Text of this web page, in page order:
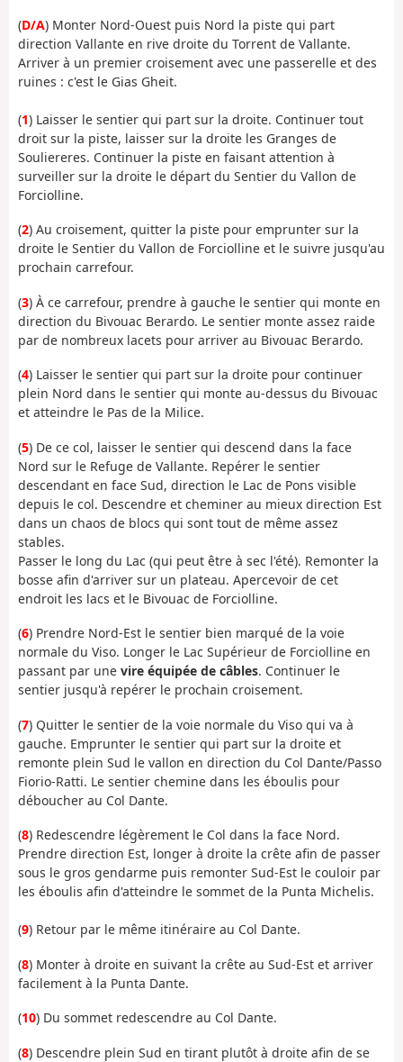
(D/A) Monter Nord-Ouest puis Nord la piste qui part
direction Vallante en rive droite du Torrent de Vallante.
Arriver à un premier croisement avec une passerelle et des
ruines : c'est le Gias Gheit.
(1) Laisser le sentier qui part sur la droite. Continuer tout
droit sur la piste, laisser sur la droite les Granges de
Souliereres. Continuer la piste en faisant attention à
surveiller sur la droite le départ du Sentier du Vallon de
Forciolline.
(2) Au croisement, quitter la piste pour emprunter sur la
droite le Sentier du Vallon de Forciolline et le suivre jusqu'au
prochain carrefour.
(3) À ce carrefour, prendre à gauche le sentier qui monte en
direction du Bivouac Berardo. Le sentier monte assez raide
par de nombreux lacets pour arriver au Bivouac Berardo.
(4) Laisser le sentier qui part sur la droite pour continuer
plein Nord dans le sentier qui monte au-dessus du Bivouac
et atteindre le Pas de la Milice.
(5) De ce col, laisser le sentier qui descend dans la face
Nord sur le Refuge de Vallante. Repérer le sentier
descendant en face Sud, direction le Lac de Pons visible
depuis le col. Descendre et cheminer au mieux direction Est
dans un chaos de blocs qui sont tout de même assez
stables.
Passer le long du Lac (qui peut être à sec l'été). Remonter la
bosse afin d'arriver sur un plateau. Apercevoir de cet
endroit les lacs et le Bivouac de Forciolline.
(6) Prendre Nord-Est le sentier bien marqué de la voie
normale du Viso. Longer le Lac Supérieur de Forciolline en
passant par une vire équipée de câbles. Continuer le
sentier jusqu'à repérer le prochain croisement.
(7) Quitter le sentier de la voie normale du Viso qui va à
gauche. Emprunter le sentier qui part sur la droite et
remonte plein Sud le vallon en direction du Col Dante/Passo
Fiorio-Ratti. Le sentier chemine dans les éboulis pour
déboucher au Col Dante.
(8) Redescendre légèrement le Col dans la face Nord.
Prendre direction Est, longer à droite la crête afin de passer
sous le gros gendarme puis remonter Sud-Est le couloir par
les éboulis afin d'atteindre le sommet de la Punta Michelis.
(9) Retour par le même itinéraire au Col Dante.
(8) Monter à droite en suivant la crête au Sud-Est et arriver
facilement à la Punta Dante.
(10) Du sommet redescendre au Col Dante.
(8) Descendre plein Sud en tirant plutôt à droite afin de se